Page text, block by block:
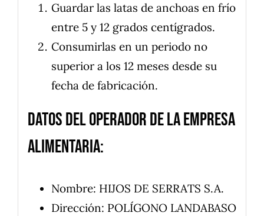
Guardar las latas de anchoas en frío
entre 5 y 12 grados centígrados.
Consumirlas en un periodo no
superior a los 12 meses desde su
fecha de fabricación.
Datos del operador de la empresa
alimentaria:
Nombre: HIJOS DE SERRATS S.A.
Dirección: POLÍGONO LANDABASO